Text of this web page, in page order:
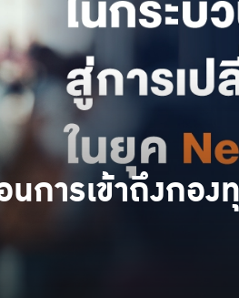
การเข้าถึงกอ